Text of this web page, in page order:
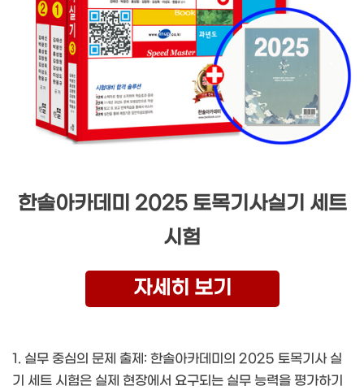
한솔아카데미 2025 토목기사실기 세트
시험
자세히 보기
1. 실무 중심의 문제 출제: 한솔아카데미의 2025 토목기사 실
기 세트 시험은 실제 현장에서 요구되는 실무 능력을 평가하기